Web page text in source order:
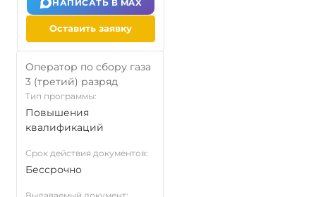
НАПИСАТЬ В MAX
Оставить заявку
Оператор по сбору газа
3 (третий) разряд
Тип программы:
Повышения
квалификаций
Срок действия документов:
Бессрочно